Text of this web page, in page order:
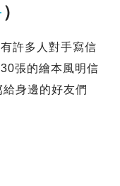
）
許多人對手寫信
張的繪本風明信
身邊的好友們